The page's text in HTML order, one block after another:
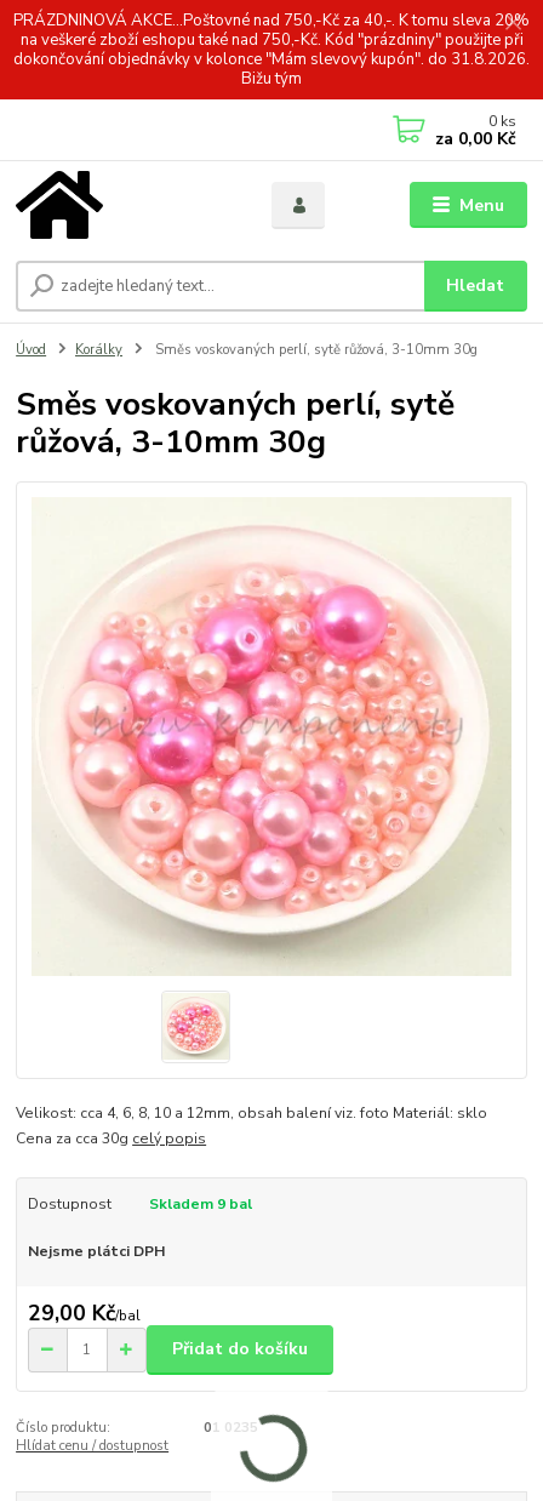
PRÁZDNINOVÁ AKCE...Poštovné nad 750,-Kč za 40,-. K tomu sleva 20%
na veškeré zboží eshopu také nad 750,-Kč. Kód "prázdniny" použijte při
dokončování objednávky v kolonce "Mám slevový kupón". do 31.8.2026.
Bižu tým
Menu
Hledat
0 ks
za 0,00 Kč
Úvod Korálky Směs voskovaných perlí, sytě růžová, 3-10mm 30g
Směs voskovaných perlí, sytě
růžová, 3-10mm 30g
Velikost: cca 4, 6, 8, 10 a 12mm, obsah balení viz. foto Materiál: sklo
Cena za cca 30g celý popis
Dostupnost Skladem 9 bal
Nejsme plátci DPH
29,00 Kč/bal
Přidat do košíku
Číslo produktu:
01 0235
Hlídat cenu / dostupnost